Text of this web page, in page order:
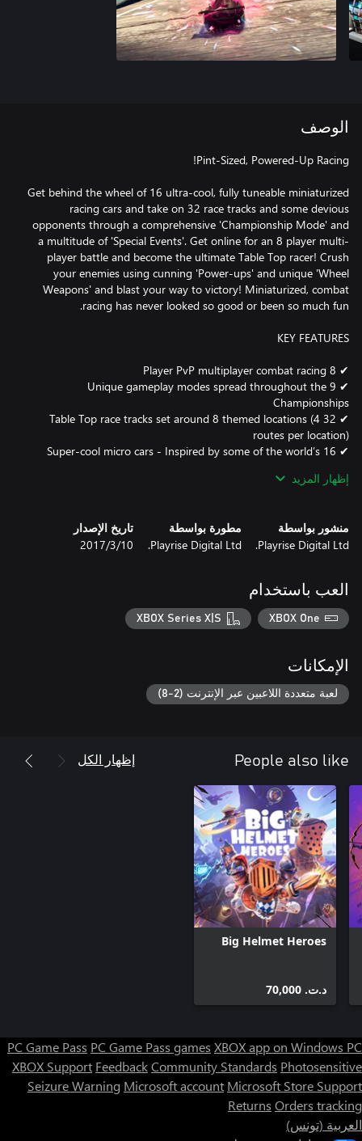
الوصف
Get behind the wheel of 16 ultra-cool, fully tuneable miniaturized
racing cars and take on 32 race tracks and some devious
opponents through a comprehensive 'Championship Mode' and
a multitude of 'Special Events'. Get online for an 8 player multi-
player battle and become the ultimate Table Top racer! Crush
your enemies using cunning 'Power-ups' and unique 'Wheel
Weapons' and blast your way to victory! Miniaturized, combat
✔ 9 Unique gameplay modes spread throughout the
✔ 32 Table Top race tracks set around 8 themed locations (4
✔ 16 Super-cool micro cars - Inspired by some of the world’s
✔ 180+ Unique race events to challenge your skills (over 25
✔ 25+ Track exclusive soundtrack by Breakbeat producer Wes
Follow us on facebook.com/playrisedigital and Twitter
*Please adhere to the laws and age guidelines in your country of
origin with regards to social media age restrictions.
إظهار المزيد
منشور بواسطة
Playrise Digital Ltd.
مطورة بواسطة
Playrise Digital Ltd.
تاريخ الإصدار
10‏/3‏/2017
العب باستخدام
XBOX One
XBOX Series X|S
الإمكانات
لعبة متعددة اللاعبين عبر الإنترنت (2-8)
People also like إظهار الكل
Big Helmet Heroes
د.ت.‏ 70,000
PC Game Pass PC Game Pass games XBOX app on Windows PC
XBOX Support FeedbackCommunity Standards Photosensitive
Seizure Warning Microsoft account Microsoft Store Support
Returns Orders tracking
العربية (تونس)